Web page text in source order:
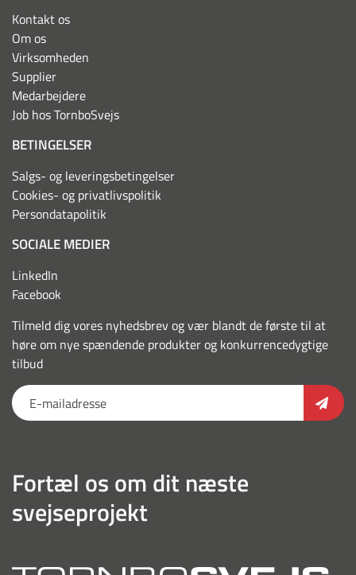
Kontakt os
Om os
Virksomheden
Supplier
Medarbejdere
Job hos TornboSvejs
BETINGELSER
Salgs- og leveringsbetingelser
Cookies- og privatlivspolitik
Persondatapolitik
SOCIALE MEDIER
LinkedIn
Facebook
Tilmeld dig vores nyhedsbrev og vær blandt de første til at
høre om nye spændende produkter og konkurrencedygtige
tilbud
Fortæl os om dit næste
svejseprojekt